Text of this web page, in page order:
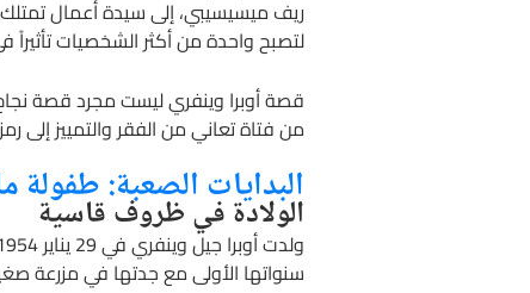
ريف ميسيسيبي، إلى سيدة أعمال تمتلك
لتصبح واحدة من أكثر الشخصيات تأثيراً
قصة أوبرا وينفري ليست مجرد قصة
من فتاة تعاني من الفقر والتمييز إلى
البدايات الصعبة: طفولة
الولادة في ظروف قاسية
سنواتها الأولى مع جدتها في مزرعة